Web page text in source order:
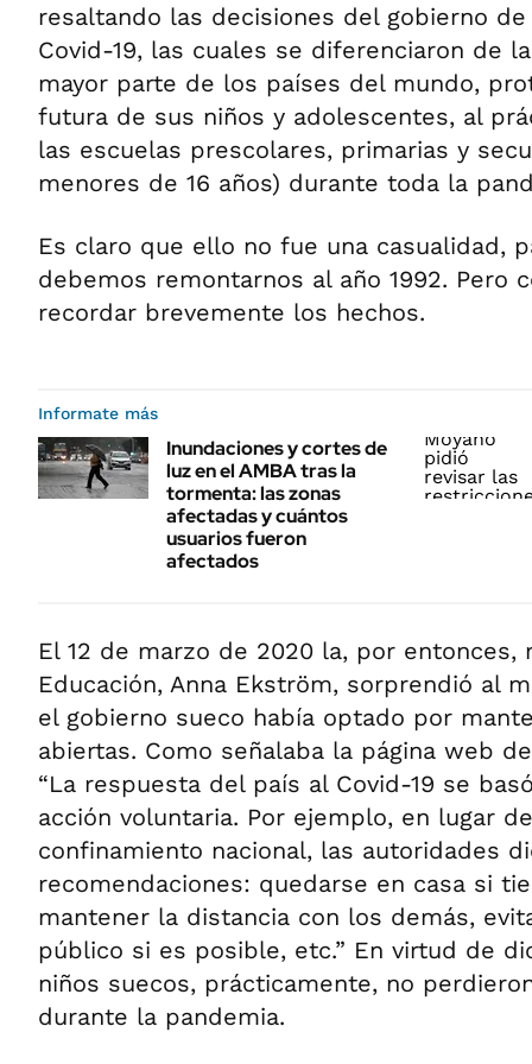
resaltando las decisiones del gobierno
Covid-19, las cuales se diferenciaron de
mayor parte de los países del mundo,
futura de sus niños y adolescentes, al
las escuelas prescolares, primarias y
menores de 16 años) durante toda la
Es claro que ello no fue una casualidad,
debemos remontarnos al año 1992. Pero
recordar brevemente los hechos.
Informate más
Inundaciones y cortes de
luz en el AMBA tras la
tormenta: las zonas
afectadas y cuántos
usuarios fueron
afectados
El 12 de marzo de 2020 la, por entonces,
Educación, Anna Ekström, sorprendió al
el gobierno sueco había optado por
abiertas. Como señalaba la página web
“La respuesta del país al Covid-19 se
acción voluntaria. Por ejemplo, en lugar
confinamiento nacional, las autoridades
recomendaciones: quedarse en casa si
mantener la distancia con los demás,
público si es posible, etc.” En virtud de
niños suecos, prácticamente, no
durante la pandemia.